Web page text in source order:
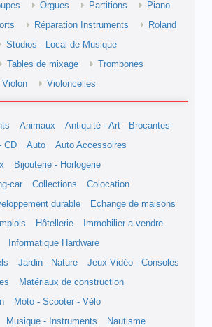
Orgues Partitions
Piano
Réparation Instruments
Roland
Studios - Local de Musique
Tables de mixage
Trombones
Violon Violoncelles
Animaux
Antiquité - Art - Brocantes
CD
Auto
Auto Accessoires
Bijouterie - Horlogerie
car
Collections
Colocation
durable
Echange de maisons
Hôtellerie
Immobilier a vendre
Informatique Hardware
Jardin - Nature
Jeux Vidéo - Consoles
Matériaux de construction
Moto - Scooter - Vélo
Musique - Instruments
Nautisme